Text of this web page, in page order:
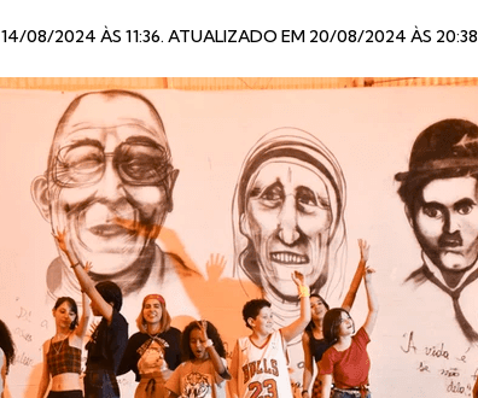
14/08/2024 ÀS 11:36. ATUALIZADO EM 20/08/2024 ÀS 20:38